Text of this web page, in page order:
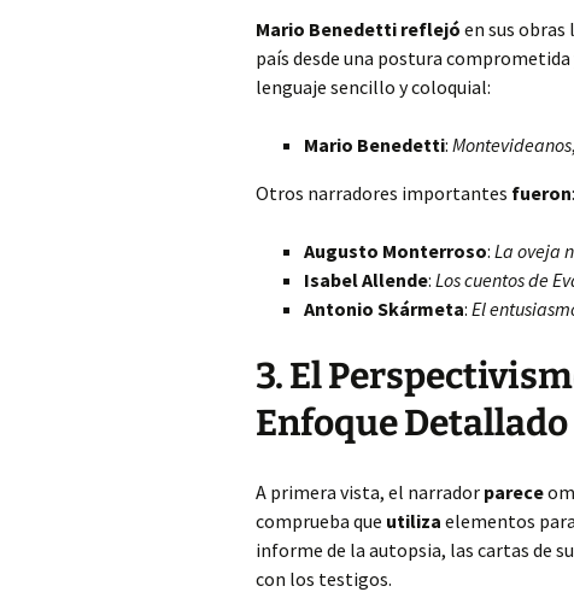
Mario Benedetti reflejó en sus obras
país desde una postura
lenguaje sencillo y coloquial:
Mario Benedetti: Montevideanos,
Otros narradores importantes fueron:
Augusto Monterroso: La oveja
Isabel Allende: Los cuentos de
Antonio Skármeta: El
3. El
Enfoque Detallado
A primera vista, el narrador parece
comprueba que utiliza elementos
informe de la autopsia, las cartas de
con los testigos.